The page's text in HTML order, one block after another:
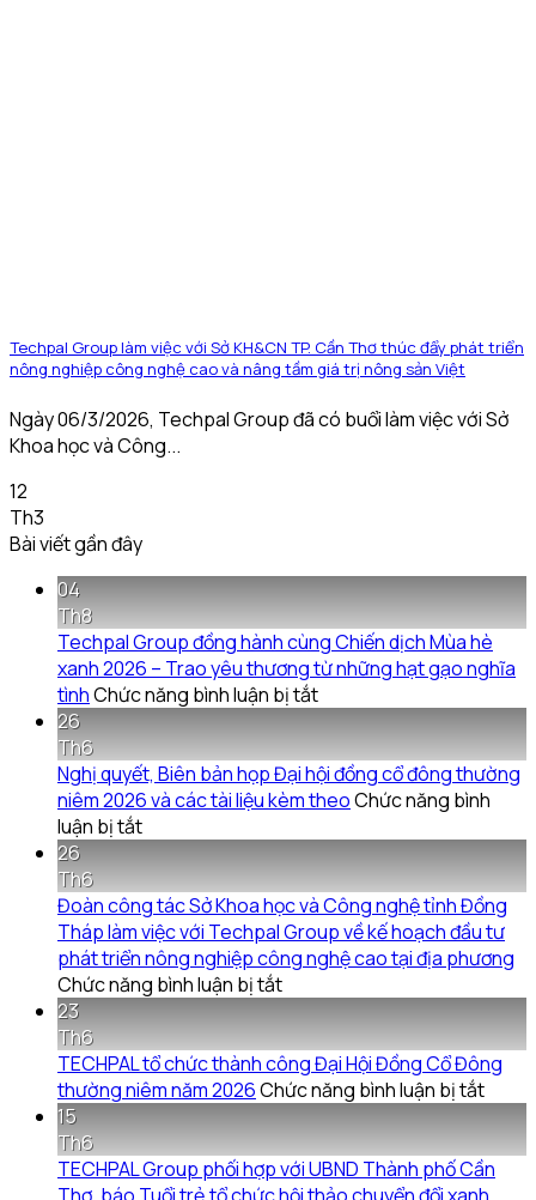
Techpal Group làm việc với Sở KH&CN TP. Cần Thơ thúc đẩy phát triển
nông nghiệp công nghệ cao và nâng tầm giá trị nông sản Việt
Ngày 06/3/2026, Techpal Group đã có buổi làm việc với Sở
Khoa học và Công...
12
Th3
Bài viết gần đây
04
Th8
Techpal Group đồng hành cùng Chiến dịch Mùa hè
xanh 2026 – Trao yêu thương từ những hạt gạo nghĩa
tìnhChức năng bình luận bị tắtở
Techpal
Group
đồng
hành
Chiến
dịch
Mùa
hè
xanh
–
Trao
yêu
thương
từ
những
hạt
gạo
26
Th6
Nghị quyết, Biên bản họp Đại hội đồng cổ đông thường
niêm 2026 và các tài liệu kèm theoChức năng bình
luận bị tắtở
Nghị
quyết,
Biên
bản
họp
Đại
hội
đồng
cổ
đông
thường
niêm
2026
và
26
Th6
Đoàn công tác Sở Khoa học và Công nghệ tỉnh Đồng
Tháp làm việc với Techpal Group về kế hoạch đầu tư
phát triển nông nghiệp công nghệ cao tại địa phương
Chức năng bình luận bị tắtở
Đoàn
công
tác
Sở
Khoa
học
và
Công
23
Th6
TECHPAL tổ chức thành công Đại Hội Đồng Cổ Đông
thường niêm năm 2026Chức năng bình luận bị tắtở
tổ
chức
thành
15
Th6
TECHPAL Group phối hợp với UBND Thành phố Cần